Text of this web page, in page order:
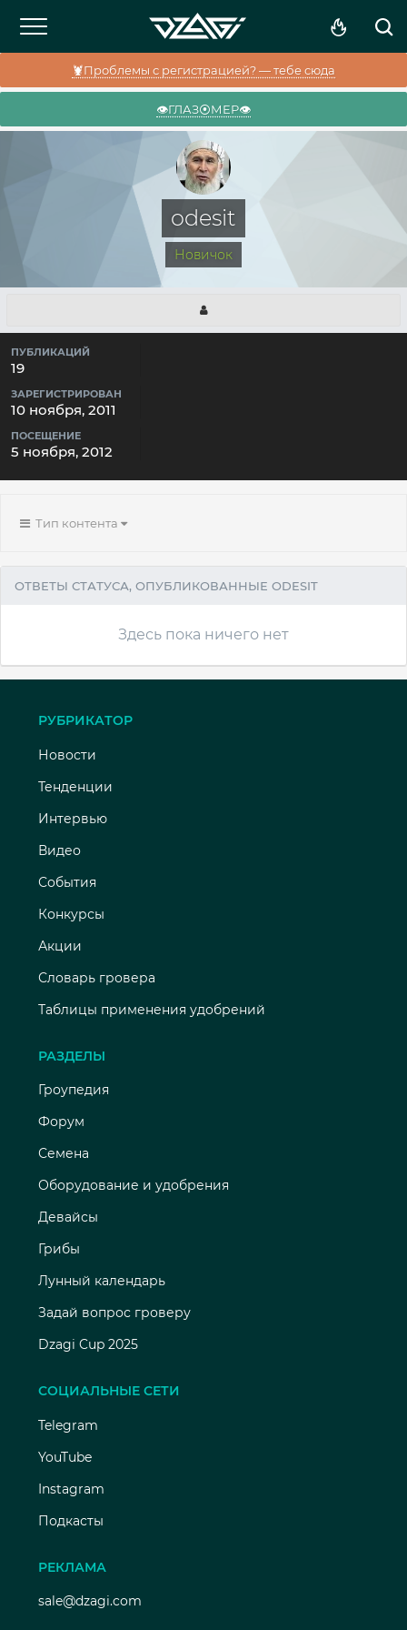
🦞Проблемы с регистрацией? — тебе сюда
👁️ГЛАЗ⦿МЕР👁️
odesit
Новичок
ПУБЛИКАЦИЙ
19
ЗАРЕГИСТРИРОВАН
10 ноября, 2011
ПОСЕЩЕНИЕ
5 ноября, 2012
Тип контента
ОТВЕТЫ СТАТУСА, ОПУБЛИКОВАННЫЕ ODESIT
Здесь пока ничего нет
РУБРИКАТОР
Новости
Тенденции
Интервью
Видео
События
Конкурсы
Акции
Словарь гровера
Таблицы применения удобрений
РАЗДЕЛЫ
Гроупедия
Форум
Семена
Оборудование и удобрения
Девайсы
Грибы
Лунный календарь
Задай вопрос гроверу
Dzagi Cup 2025
СОЦИАЛЬНЫЕ СЕТИ
Telegram
YouTube
Instagram
Подкасты
РЕКЛАМА
sale@dzagi.com